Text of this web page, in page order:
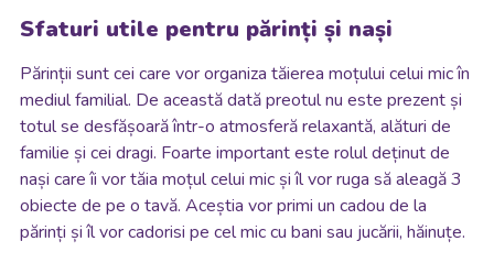
Sfaturi utile pentru părinți și nași
Părinții sunt cei care vor organiza tăierea moțului celui mic în
mediul familial. De această dată preotul nu este prezent și
totul se desfășoară într-o atmosferă relaxantă, alături de
familie și cei dragi. Foarte important este rolul deținut de
nași care îi vor tăia moțul celui mic și îl vor ruga să aleagă 3
obiecte de pe o tavă. Aceștia vor primi un cadou de la
părinți și îl vor cadorisi pe cel mic cu bani sau jucării, hăinuțe.